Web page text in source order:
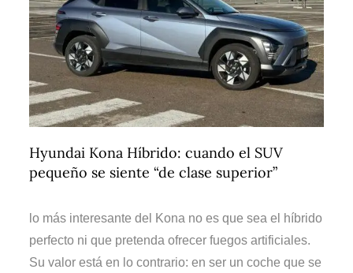
Hyundai Kona Híbrido: cuando el SUV
pequeño se siente “de clase superior”
lo más interesante del Kona no es que sea el híbrido
perfecto ni que pretenda ofrecer fuegos artificiales.
Su valor está en lo contrario: en ser un coche que se